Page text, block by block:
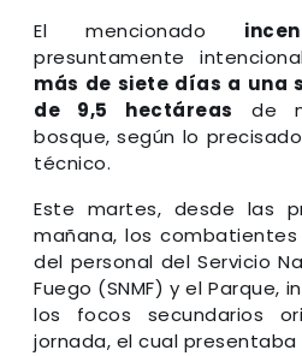
El mencionado
presuntamente
más de siete días a una
de 9,5 hectáreas de
bosque, según lo
técnico.
Este martes, desde las
mañana, los combatientes
del personal del Servicio
Fuego (SNMF) y el Parque,
los focos secundarios
jornada, el cual